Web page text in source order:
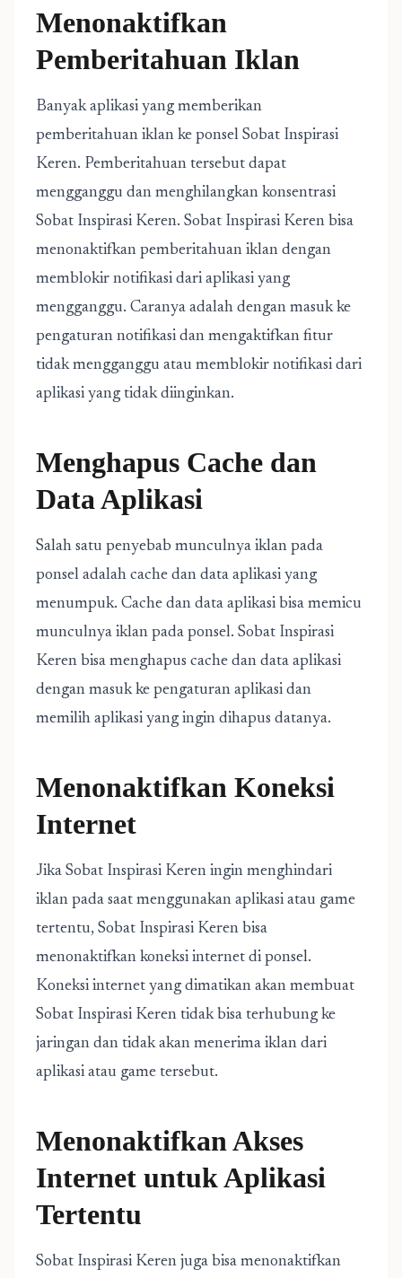
Menonaktifkan
Pemberitahuan Iklan
Banyak aplikasi yang memberikan
pemberitahuan iklan ke ponsel Sobat Inspirasi
Keren. Pemberitahuan tersebut dapat
mengganggu dan menghilangkan konsentrasi
Sobat Inspirasi Keren. Sobat Inspirasi Keren bisa
menonaktifkan pemberitahuan iklan dengan
memblokir notifikasi dari aplikasi yang
mengganggu. Caranya adalah dengan masuk ke
pengaturan notifikasi dan mengaktifkan fitur
tidak mengganggu atau memblokir notifikasi dari
aplikasi yang tidak diinginkan.
Menghapus Cache dan
Data Aplikasi
Salah satu penyebab munculnya iklan pada
ponsel adalah cache dan data aplikasi yang
menumpuk. Cache dan data aplikasi bisa memicu
munculnya iklan pada ponsel. Sobat Inspirasi
Keren bisa menghapus cache dan data aplikasi
dengan masuk ke pengaturan aplikasi dan
memilih aplikasi yang ingin dihapus datanya.
Menonaktifkan Koneksi
Internet
Jika Sobat Inspirasi Keren ingin menghindari
iklan pada saat menggunakan aplikasi atau game
tertentu, Sobat Inspirasi Keren bisa
menonaktifkan koneksi internet di ponsel.
Koneksi internet yang dimatikan akan membuat
Sobat Inspirasi Keren tidak bisa terhubung ke
jaringan dan tidak akan menerima iklan dari
aplikasi atau game tersebut.
Menonaktifkan Akses
Internet untuk Aplikasi
Tertentu
Sobat Inspirasi Keren juga bisa menonaktifkan